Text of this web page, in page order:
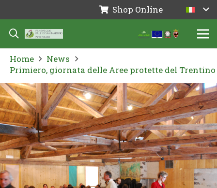
Shop Online
Home
News
Primiero, giornata delle Aree protette del Trentino